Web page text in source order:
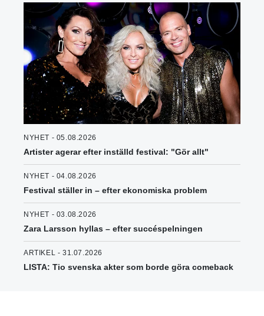
NYHET - 05.08.2026
Artister agerar efter inställd festival: "Gör allt"
NYHET - 04.08.2026
Festival ställer in – efter ekonomiska problem
NYHET - 03.08.2026
Zara Larsson hyllas – efter succéspelningen
ARTIKEL - 31.07.2026
LISTA: Tio svenska akter som borde göra comeback